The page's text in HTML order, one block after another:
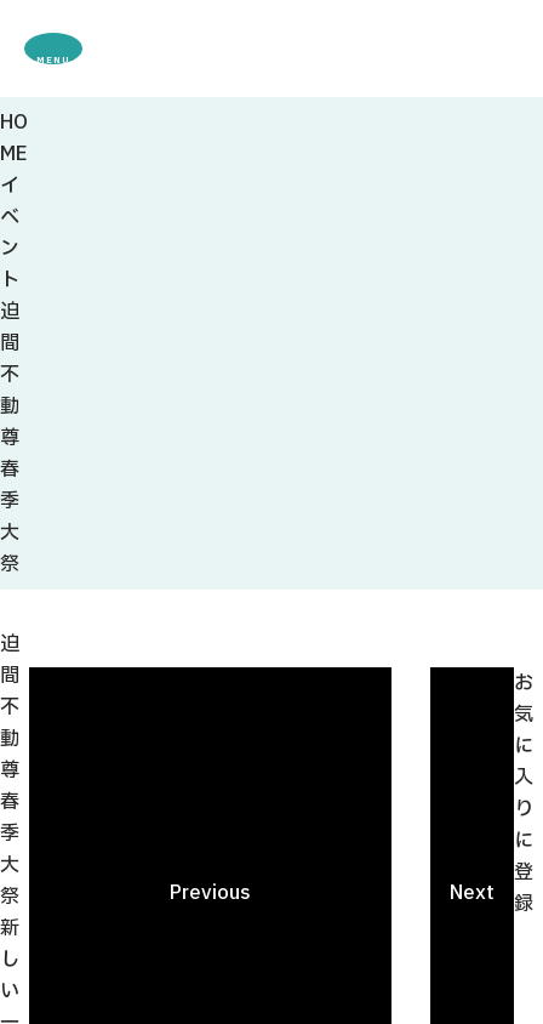
MENU
HO
ME
イ
ベ
ン
ト
迫
間
不
動
尊
春
季
大
祭
迫
間
不
動
尊
春
季
大
祭
新
し
い
Previous Next
お
気
に
入
り
に
登
録